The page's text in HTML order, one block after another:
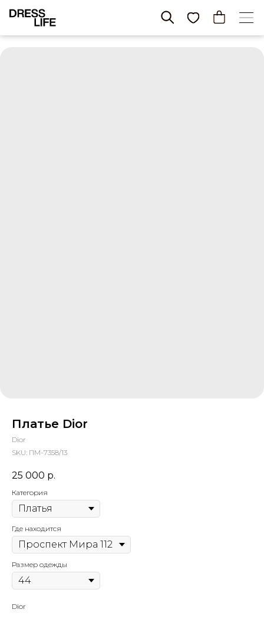
Платье Dior
Dior
SKU: ПМ-7358/13
25 000 р.
Категория
Где находится
Размер одежды
Dior